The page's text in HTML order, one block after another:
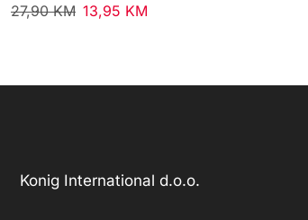
27,90KM 13,95 KM
Konig International d.o.o.